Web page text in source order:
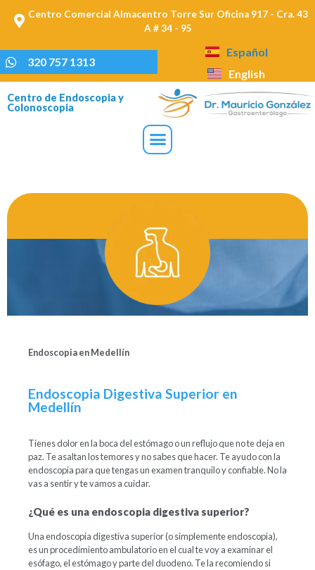
Centro Comercial Almacentro Torre Sur Oficina 917 - Cra. 43
A # 34 - 95
320 757 1313
Español
English
Centro de Endoscopia y
Colonoscopia
Endoscopia en Medellín
Endoscopia Digestiva Superior en
Medellín
Tienes dolor en la boca del estómago o un reflujo que no te deja en
paz. Te asaltan los temores y no sabes que hacer. Te ayudo con la
endoscopia para que tengas un examen tranquilo y confiable. No la
vas a sentir y te vamos a cuidar.
¿Qué es una endoscopia digestiva superior?
Una endoscopia digestiva superior (o simplemente endoscopia),
es un procedimiento ambulatorio en el cual te voy a examinar el
esófago, el estómago y parte del duodeno. Te la recomiendo si